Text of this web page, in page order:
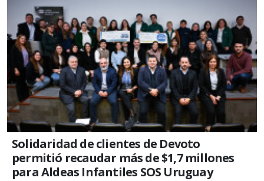
Solidaridad de clientes de Devoto
permitió recaudar más de $1,7 millones
para Aldeas Infantiles SOS Uruguay